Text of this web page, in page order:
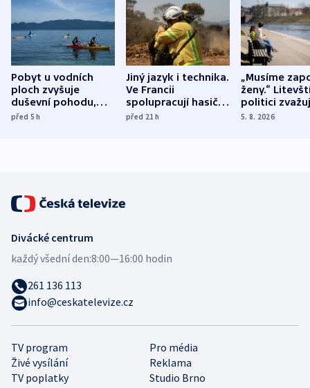
Pobyt u vodních
ploch zvyšuje
duševní pohodu,
ukázala
před 5h
Jiný jazyk i technika.
Ve Francii
spolupracují hasiči z
různých zemí
před 21h
„Musíme
ženy.“
politici
dohodu o
5. 8. 2026
TV program
Pro média
Živé vysílání
Reklama
TV poplatky
Studio Brno
Divácké centrum
každý všední den:8:00—16:00 hodin
261 136 113
info@ceskatelevize.cz